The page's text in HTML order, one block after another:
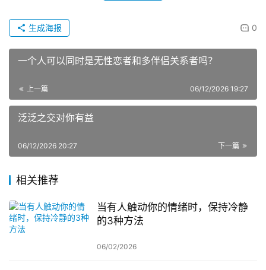
0
生成海报
一个人可以同时是无性恋者和多伴侣关系者吗？
上一篇 06/12/2026 19:27
泛泛之交对你有益
下一篇
06/12/2026 20:27
相关推荐
当有人触动你的情绪时，保持冷静
的3种方法
06/02/2026